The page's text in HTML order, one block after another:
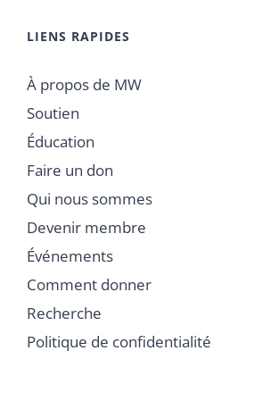
LIENS RAPIDES
À propos de MW
Soutien
Éducation
Faire un don
Qui nous sommes
Devenir membre
Événements
Comment donner
Recherche
Politique de confidentialité